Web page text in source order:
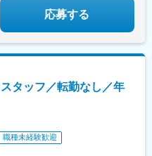
応募する
タッフ／転勤なし／年
職種未経験歓迎